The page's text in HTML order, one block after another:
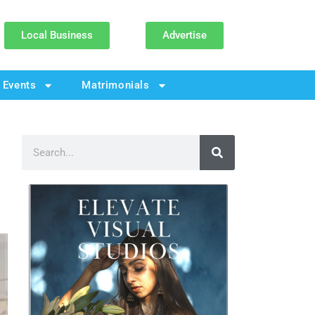
Local Business Advertise
Events Matrimonials